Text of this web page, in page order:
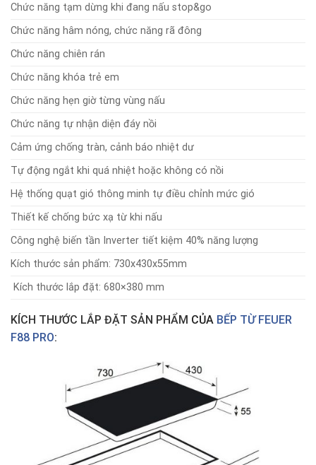
Chức năng tạm dừng khi đang nấu stop&go
Chức năng hâm nóng, chức năng rã đông
Chức năng chiên rán
Chức năng khóa trẻ em
Chức năng hẹn giờ từng vùng nấu
Chức năng tự nhận diện đáy nồi
Cảm ứng chống tràn, cảnh báo nhiệt dư
Tự động ngắt khi quá nhiệt hoặc không có nồi
Hệ thống quạt gió thông minh tự điều chỉnh mức gió
Thiết kế chống bức xạ từ khi nấu
Công nghệ biến tần Inverter tiết kiệm 40% năng lượng
Kích thước sản phẩm: 730x430x55mm
Kích thước lắp đặt: 680×380 mm
KÍCH THƯỚC LẮP ĐẶT SẢN PHẨM CỦA BẾP TỪ FEUER
F88 PRO: